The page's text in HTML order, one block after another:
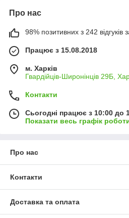
Про нас
98% позитивних з 242 відгуків
Працює з 15.08.2018
м. Харків
Гвардійців-Широнінців 29Б,
Контакти
Сьогодні працює з 10:00 до
Показати весь графік
Про нас
Контакти
Доставка та оплата